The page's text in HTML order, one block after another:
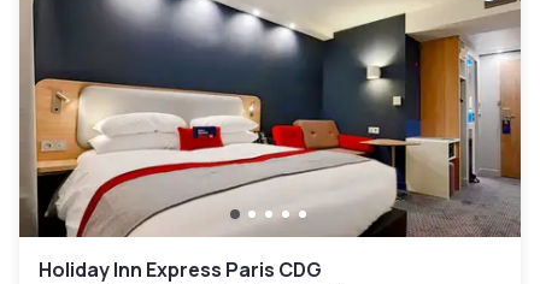
Holiday Inn Express Paris CDG